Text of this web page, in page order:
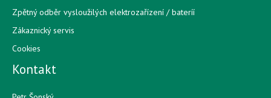
Zpětný odběr vysloužilých elektrozařízení / bateríí
Zákaznický servis
Cookies
Kontakt